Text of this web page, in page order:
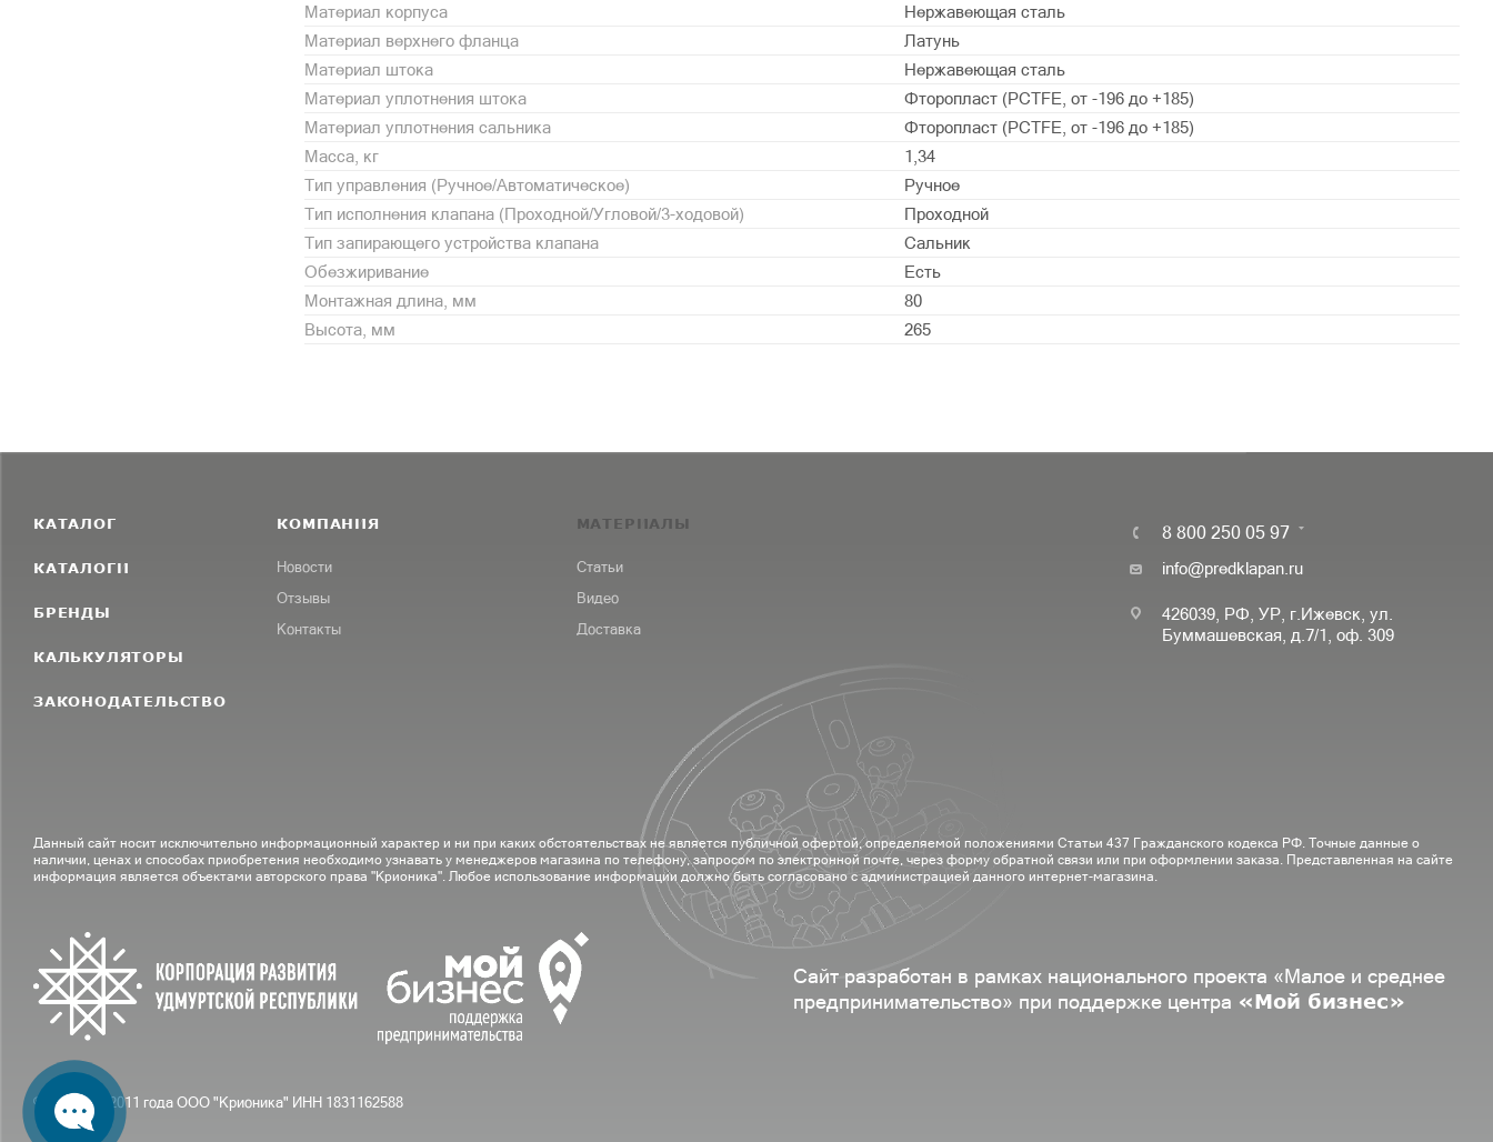
Материал корпуса
Нержавеющая сталь
Материал верхнего фланца
Латунь
Материал штока
Нержавеющая сталь
Материал уплотнения штока
Фторопласт (PСTFE, от -196 до +185)
Материал уплотнения сальника
Фторопласт (PСTFE, от -196 до +185)
Масса, кг
1,34
Тип управления (Ручное/Автоматическое)
Ручное
Тип исполнения клапана (Проходной/Угловой/3-ходовой)
Проходной
Тип запирающего устройства клапана
Сальник
Обезжиривание
Есть
Монтажная длина, мм
80
Высота, мм
265
КАТАЛОГ
КАТАЛОГИ
БРЕНДЫ
КАЛЬКУЛЯТОРЫ
ЗАКОНОДАТЕЛЬСТВО
КОМПАНИЯ
Новости
Отзывы
Контакты
МАТЕРИАЛЫ
Статьи
Видео
Доставка
8 800 250 05 97
info@predklapan.ru
426039, РФ, УР, г.Ижевск, ул.
Буммашевская, д.7/1, оф. 309
Данный сайт носит исключительно информационный характер и ни при каких обстоятельствах не является публичной офертой, определяемой положениями Статьи 437 Гражданского кодекса РФ. Точные данные о
наличии, ценах и способах приобретения необходимо узнавать у менеджеров магазина по телефону, запросом по электронной почте, через форму обратной связи или при оформлении заказа. Представленная на сайте
информация является объектами авторского права "Крионика". Любое использование информации должно быть согласовано с администрацией данного интернет-магазина.
Сайт разработан в рамках национального проекта «Малое и среднее
предпринимательство» при поддержке центра «Мой бизнес»
© С вами с 2011 года ООО "Крионика" ИНН 1831162588